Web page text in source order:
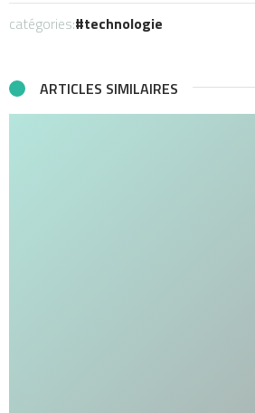
catégories: technologie
ARTICLES SIMILAIRES